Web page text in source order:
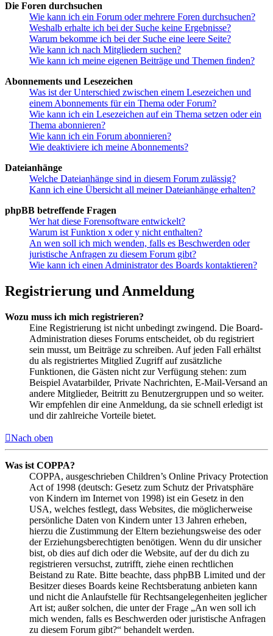
Die Foren durchsuchen
Wie kann ich ein Forum oder mehrere Foren durchsuchen?
Weshalb erhalte ich bei der Suche keine Ergebnisse?
Warum bekomme ich bei der Suche eine leere Seite?
Wie kann ich nach Mitgliedern suchen?
Wie kann ich meine eigenen Beiträge und Themen finden?
Abonnements und Lesezeichen
Was ist der Unterschied zwischen einem Lesezeichen und
einem Abonnements für ein Thema oder Forum?
Wie kann ich ein Lesezeichen auf ein Thema setzen oder ein
Thema abonnieren?
Wie kann ich ein Forum abonnieren?
Wie deaktiviere ich meine Abonnements?
Dateianhänge
Welche Dateianhänge sind in diesem Forum zulässig?
Kann ich eine Übersicht all meiner Dateianhänge erhalten?
phpBB betreffende Fragen
Wer hat diese Forensoftware entwickelt?
Warum ist Funktion x oder y nicht enthalten?
An wen soll ich mich wenden, falls es Beschwerden oder
juristische Anfragen zu diesem Forum gibt?
Wie kann ich einen Administrator des Boards kontaktieren?
Registrierung und Anmeldung
Wozu muss ich mich registrieren?
Eine Registrierung ist nicht unbedingt zwingend. Die Board-
Administration dieses Forums entscheidet, ob du registriert
sein musst, um Beiträge zu schreiben. Auf jeden Fall erhältst
du als registriertes Mitglied Zugriff auf zusätzliche
Funktionen, die Gästen nicht zur Verfügung stehen: zum
Beispiel Avatarbilder, Private Nachrichten, E-Mail-Versand an
andere Mitglieder, Beitritt zu Benutzergruppen und so weiter.
Wir empfehlen dir eine Anmeldung, da sie schnell erledigt ist
und dir zahlreiche Vorteile bietet.
Nach oben
Was ist COPPA?
COPPA, ausgeschrieben Children’s Online Privacy Protection
Act of 1998 (deutsch: Gesetz zum Schutz der Privatsphäre
von Kindern im Internet von 1998) ist ein Gesetz in den
USA, welches festlegt, dass Websites, die möglicherweise
persönliche Daten von Kindern unter 13 Jahren erheben,
hierzu die Zustimmung der Eltern beziehungsweise des oder
der Erziehungsberechtigten benötigen. Wenn du dir unsicher
bist, ob dies auf dich oder die Website, auf der du dich zu
registrieren versuchst, zutrifft, ziehe einen rechtlichen
Beistand zu Rate. Bitte beachte, dass phpBB Limited und der
Besitzer dieses Boards keine Rechtsberatung anbieten kann
und nicht die Anlaufstelle für Rechtsangelegenheiten jeglicher
Art ist; außer solchen, die unter der Frage „An wen soll ich
mich wenden, falls es Beschwerden oder juristische Anfragen
zu diesem Forum gibt?“ behandelt werden.